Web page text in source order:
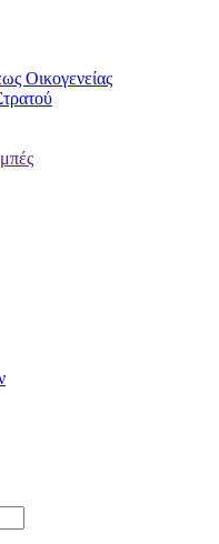
Οικογενείας